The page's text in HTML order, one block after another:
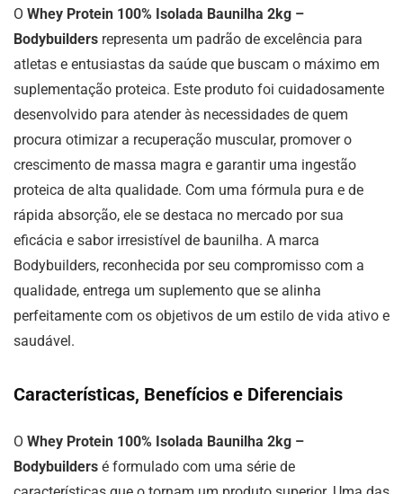
O Whey Protein 100% Isolada Baunilha 2kg –
Bodybuilders representa um padrão de excelência para
atletas e entusiastas da saúde que buscam o máximo em
suplementação proteica. Este produto foi cuidadosamente
desenvolvido para atender às necessidades de quem
procura otimizar a recuperação muscular, promover o
crescimento de massa magra e garantir uma ingestão
proteica de alta qualidade. Com uma fórmula pura e de
rápida absorção, ele se destaca no mercado por sua
eficácia e sabor irresistível de baunilha. A marca
Bodybuilders, reconhecida por seu compromisso com a
qualidade, entrega um suplemento que se alinha
perfeitamente com os objetivos de um estilo de vida ativo e
saudável.
Características, Benefícios e Diferenciais
O Whey Protein 100% Isolada Baunilha 2kg –
Bodybuilders é formulado com uma série de